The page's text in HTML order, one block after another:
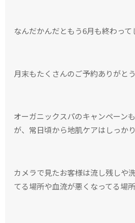
なんだかんだともう6月も終わって
月末もたくさんのご予約ありがと
オーガニックスパのキャンペーン
が、常日頃から地肌ケアはしっか
カメラで見たお客様は流し残しや
てる場所や血流が悪くなってる場